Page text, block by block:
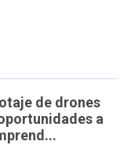
de drones
a